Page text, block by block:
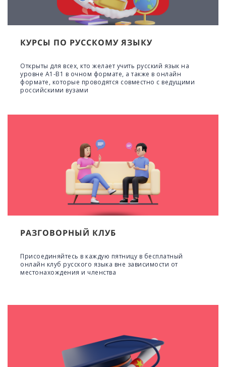
КУРСЫ ПО РУССКОМУ ЯЗЫКУ
Открыты для всех, кто желает учить русский язык на
уровне А1-В1 в очном формате, а также в онлайн
формате, которые проводятся совместно с ведущими
российскими вузами
РАЗГОВОРНЫЙ КЛУБ
Присоединяйтесь в каждую пятницу в бесплатный
онлайн клуб русского языка вне зависимости от
местонахождения и членства